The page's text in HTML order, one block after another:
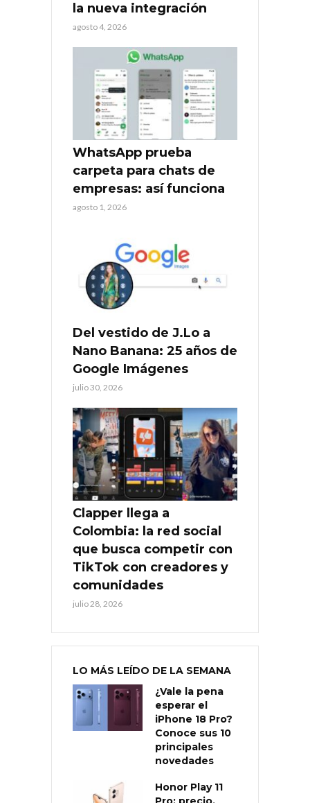
la nueva integración
agosto 4, 2026
WhatsApp prueba
carpeta para chats de
empresas: así funciona
agosto 1, 2026
Del vestido de J.Lo a
Nano Banana: 25 años de
Google Imágenes
julio 30, 2026
Clapper llega a
Colombia: la red social
que busca competir con
TikTok con creadores y
comunidades
julio 28, 2026
LO MÁS LEÍDO DE LA SEMANA
¿Vale la pena
esperar el
iPhone 18 Pro?
Conoce sus 10
principales
novedades
Honor Play 11